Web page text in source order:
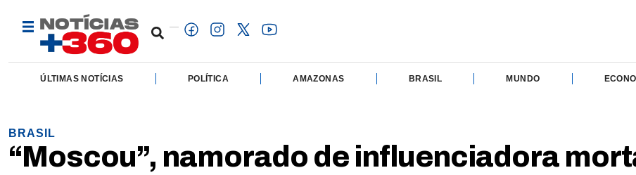
ÚLTIMAS NOTÍCIAS POLÍTICA AMAZONAS BRASIL MUNDO
BRASIL
“Moscou”, namorado de influenciadora